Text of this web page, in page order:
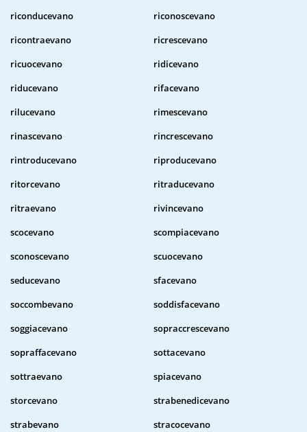
riconducevano
riconoscevano
ricontraevano
ricrescevano
ricuocevano
ridicevano
riducevano
rifacevano
rilucevano
rimescevano
rinascevano
rincrescevano
rintroducevano
riproducevano
ritorcevano
ritraducevano
ritraevano
rivincevano
scocevano
scompiacevano
sconoscevano
scuocevano
seducevano
sfacevano
soccombevano
soddisfacevano
soggiacevano
sopraccrescevano
sopraffacevano
sottacevano
sottraevano
spiacevano
storcevano
strabenedicevano
strabevano
stracocevano